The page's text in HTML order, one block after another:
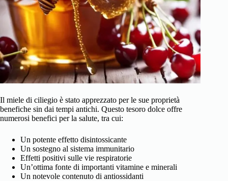
Il miele di ciliegio è stato apprezzato per le sue proprietà
benefiche sin dai tempi antichi. Questo tesoro dolce offre
numerosi benefici per la salute, tra cui:
Un potente effetto disintossicante
Un sostegno al sistema immunitario
Effetti positivi sulle vie respiratorie
Un’ottima fonte di importanti vitamine e minerali
Un notevole contenuto di antiossidanti